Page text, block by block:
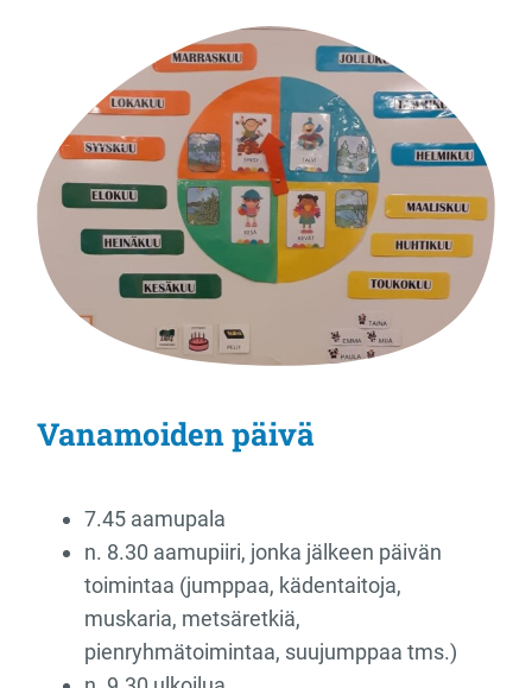
Vanamoiden päivä
7.45 aamupala
n. 8.30 aamupiiri, jonka jälkeen päivän
toimintaa (jumppaa, kädentaitoja,
muskaria, metsäretkiä,
pienryhmätoimintaa, suujumppaa tms.)